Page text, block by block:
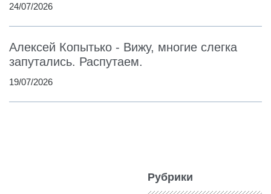
24/07/2026
Алексей Копытько - Вижу, многие слегка
запутались. Распутаем.
19/07/2026
Рубрики